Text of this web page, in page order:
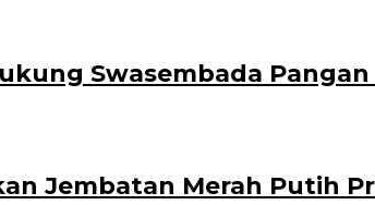
Swasembada
Jembatan Merah Putih